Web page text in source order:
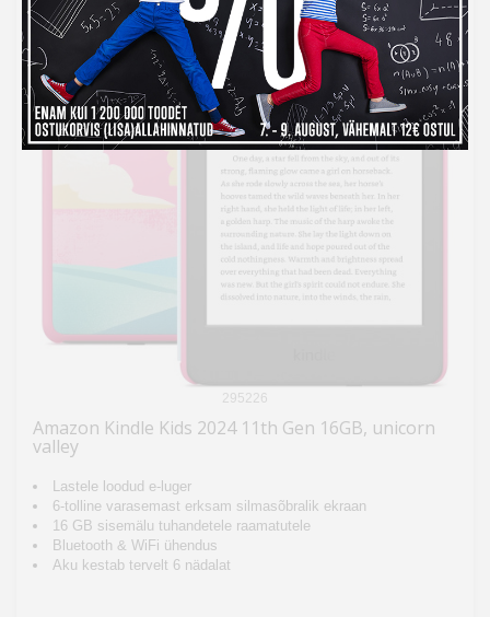
295226
Amazon Kindle Kids 2024 11th Gen 16GB, unicorn
valley
Lastele loodud e-luger
6-tolline varasemast erksam silmasõbralik ekraan
16 GB sisemälu tuhandetele raamatutele
Bluetooth & WiFi ühendus
Aku kestab tervelt 6 nädalat